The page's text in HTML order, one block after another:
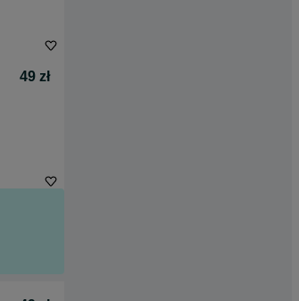
49 zł